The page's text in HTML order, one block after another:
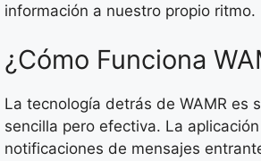
información a nuestro propio ritmo.
¿Cómo Funciona
La tecnología detrás de WAMR es
sencilla pero efectiva. La
notificaciones de mensajes